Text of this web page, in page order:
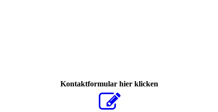
Kontaktformular hier klicken